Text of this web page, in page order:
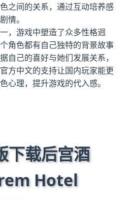
之间的关系，通过互动培养感
情。
，游戏中塑造了众多性格迥
角色都有自己独特的背景故事
自己的喜好与她们发展关系，
方中文的支持让国内玩家能更
心理，提升游戏的代入感。
载后宫酒
Hotel